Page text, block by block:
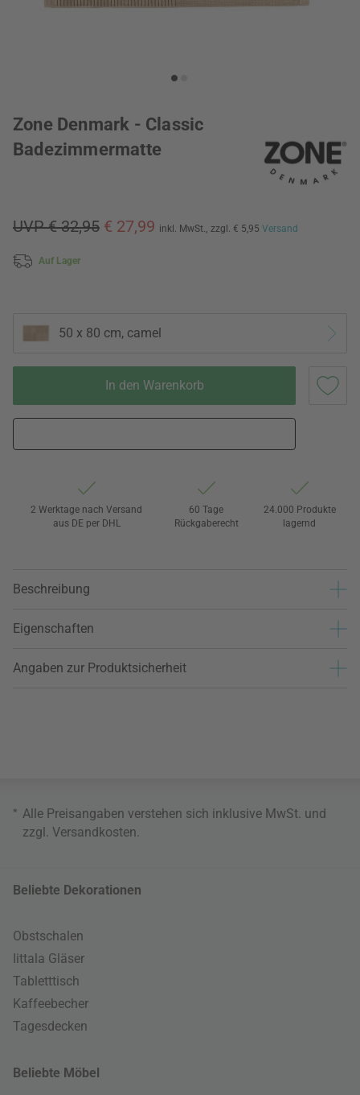
Zone Denmark - Classic
Badezimmermatte
UVP € 32,95 € 27,99 inkl. MwSt., zzgl. € 5,95 Versand
Auf Lager
50 x 80 cm, camel
In den Warenkorb
2 Werktage nach Versand
aus DE per DHL
60 Tage
Rückgaberecht
24.000 Produkte
lagernd
Beschreibung
Eigenschaften
Angaben zur Produktsicherheit
* Alle Preisangaben verstehen sich inklusive MwSt. und
zzgl. Versandkosten
Beliebte Dekorationen
Obstschalen
Iittala Gläser
Tabletttisch
Kaffeebecher
Tagesdecken
Beliebte Möbel